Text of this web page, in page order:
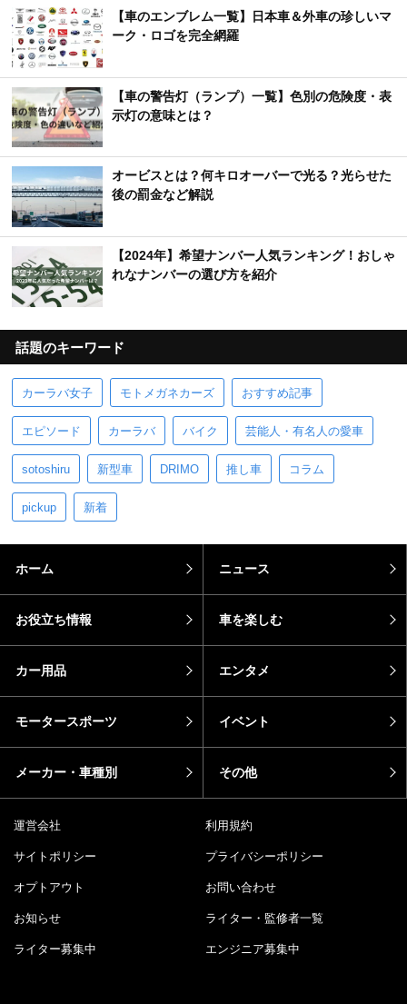
【車のエンブレム一覧】日本車＆外車の珍しいマ
ーク・ロゴを完全網羅
【車の警告灯（ランプ）一覧】色別の危険度・表
示灯の意味とは？
オービスとは？何キロオーバーで光る？光らせた
後の罰金など解説
【2024年】希望ナンバー人気ランキング！おしゃ
れなナンバーの選び方を紹介
話題のキーワード
カーラバ女子 モトメガネカーズ おすすめ記事
エピソード カーラバ バイク 芸能人・有名人の愛車
sotoshiru 新型車 DRIMO 推し車 コラム
pickup 新着
ホーム ニュース
お役立ち情報 車を楽しむ
カー用品 エンタメ
モータースポーツ イベント
メーカー・車種別 その他
運営会社 利用規約
サイトポリシー プライバシーポリシー
オプトアウト お問い合わせ
お知らせ ライター・監修者一覧
ライター募集中 エンジニア募集中